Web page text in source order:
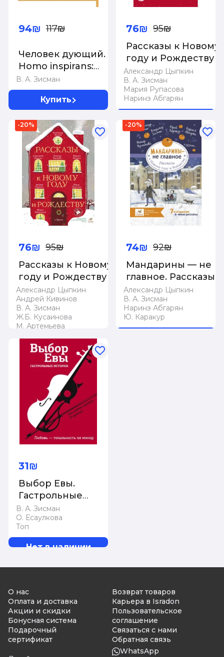
В. А. Зисман
Человек дующий.
Homo inspirans:
История о том как
человек поставил
дыхание на службу
94₪ 117₪
Купить
Александр Цыпкин
В. А. Зисман
Мария Рупасова
Наринэ Абгарян
Рассказы к Новому
году и Рождеству
76₪ 95₪
Нет в наличии
-20%
Александр Цыпкин
Андрей Кивинов
В. А. Зисман
Ж.Б. Кусаинова
М. Артемьева
Наталья Корсакова
Рассказы к Новому
году и Рождеству
76₪ 95₪
Нет в наличии
-20%
Александр Цыпкин
В. А. Зисман
Наринэ Абгарян
Ю. Каракур
Мандарины — не
главное. Рассказы
к Новому году и
Рождеству
74₪ 92₪
В. А. Зисман
О. Есаулкова
Топ
Выбор Евы.
Гастрольные
истории
31₪
Нет в наличии
О нас
Оплата и доставка
Акции и скидки
Бонусная система
Подарочный
сертификат
Возврат товаров
Карьера в Isradon
Пользовательское
соглашение
Связаться с нами
Обратная связь
WhatsApp